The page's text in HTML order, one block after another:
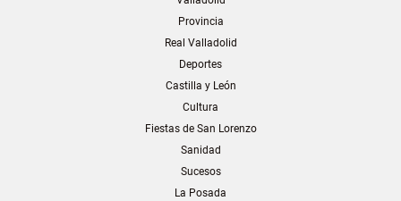
Provincia
Real Valladolid
Deportes
Castilla y León
Cultura
Fiestas de San Lorenzo
Sanidad
Sucesos
La Posada